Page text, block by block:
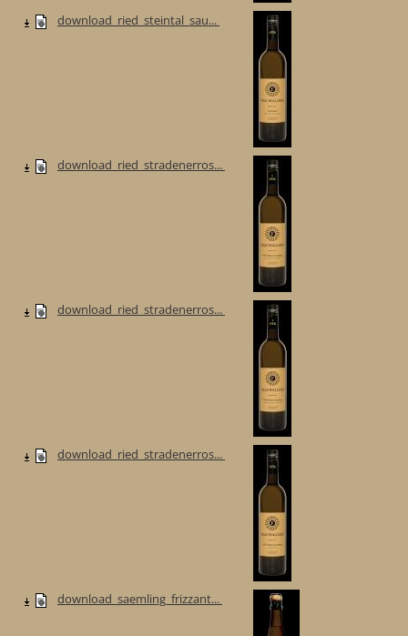
download_ried_steintal_sau...
download_ried_stradenerros...
download_ried_stradenerros...
download_ried_stradenerros...
download_saemling_frizzant...